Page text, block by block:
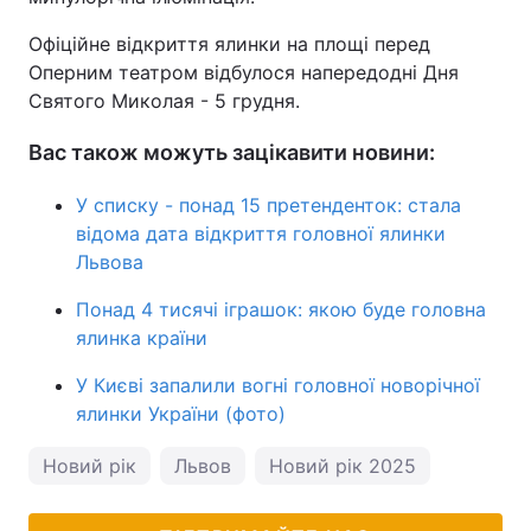
Офіційне відкриття ялинки на площі перед
Оперним театром відбулося напередодні Дня
Святого Миколая - 5 грудня.
Вас також можуть зацікавити новини:
У списку - понад 15 претенденток: стала
відома дата відкриття головної ялинки
Львова
Понад 4 тисячі іграшок: якою буде головна
ялинка країни
У Києві запалили вогні головної новорічної
ялинки України (фото)
Новий рік Львов Новий рік 2025